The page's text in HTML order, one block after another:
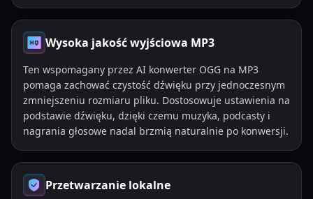
Wysoka jakość wyjściowa MP3
Ten wspomagany przez AI konwerter OGG na MP3
pomaga zachować czystość dźwięku przy jednoczesnym
zmniejszeniu rozmiaru pliku. Dostosowuje ustawienia na
podstawie dźwięku, dzięki czemu muzyka, podcasty i
nagrania głosowe nadal brzmią naturalnie po konwersji.
Przetwarzanie lokalne